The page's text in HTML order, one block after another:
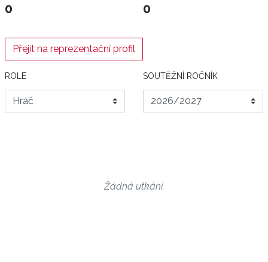
0 0
Přejít na reprezentační profil
ROLE SOUTĚŽNÍ ROČNÍK
Žádná utkání.